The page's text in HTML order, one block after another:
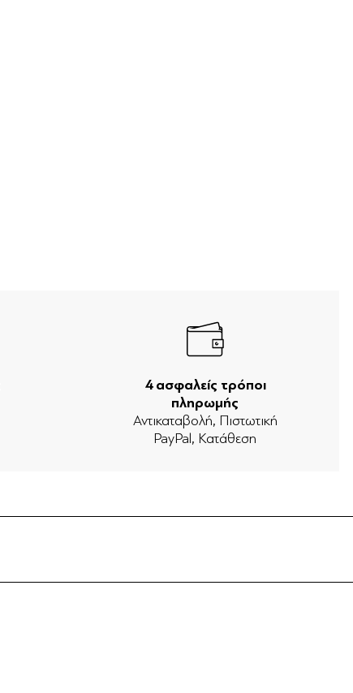
4 ασφαλείς τρόποι
πληρωμής
Αντικαταβολή, Πιστωτική
PayPal, Κατάθεση